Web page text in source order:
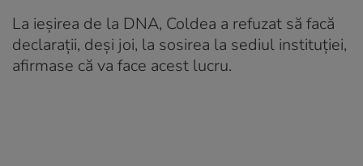
La ieşirea de la DNA, Coldea a refuzat să facă
declaraţii, deşi joi, la sosirea la sediul instituţiei,
afirmase că va face acest lucru.